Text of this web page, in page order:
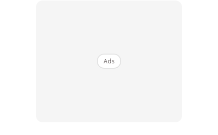
orang itu pernah menghina dan fitnah kita,” pesannya.
Ads